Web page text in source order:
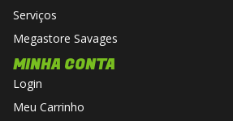
Serviços
Megastore Savages
MINHA CONTA
Login
Meu Carrinho